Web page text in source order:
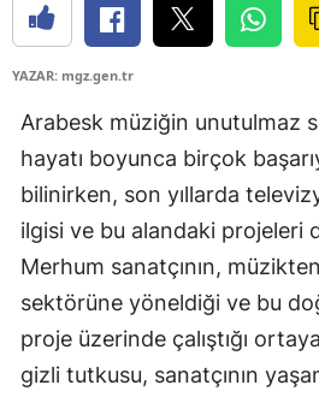
YAZAR: mgz.gen.tr
Arabesk müziğin unutulmaz
hayatı boyunca birçok
bilinirken, son yıllarda
ilgisi ve bu alandaki projeleri
Merhum sanatçının,
sektörüne yöneldiği ve bu
proje üzerinde çalıştığı
gizli tutkusu, sanatçının